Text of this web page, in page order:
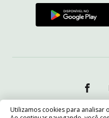
Utilizamos cookies para analisar